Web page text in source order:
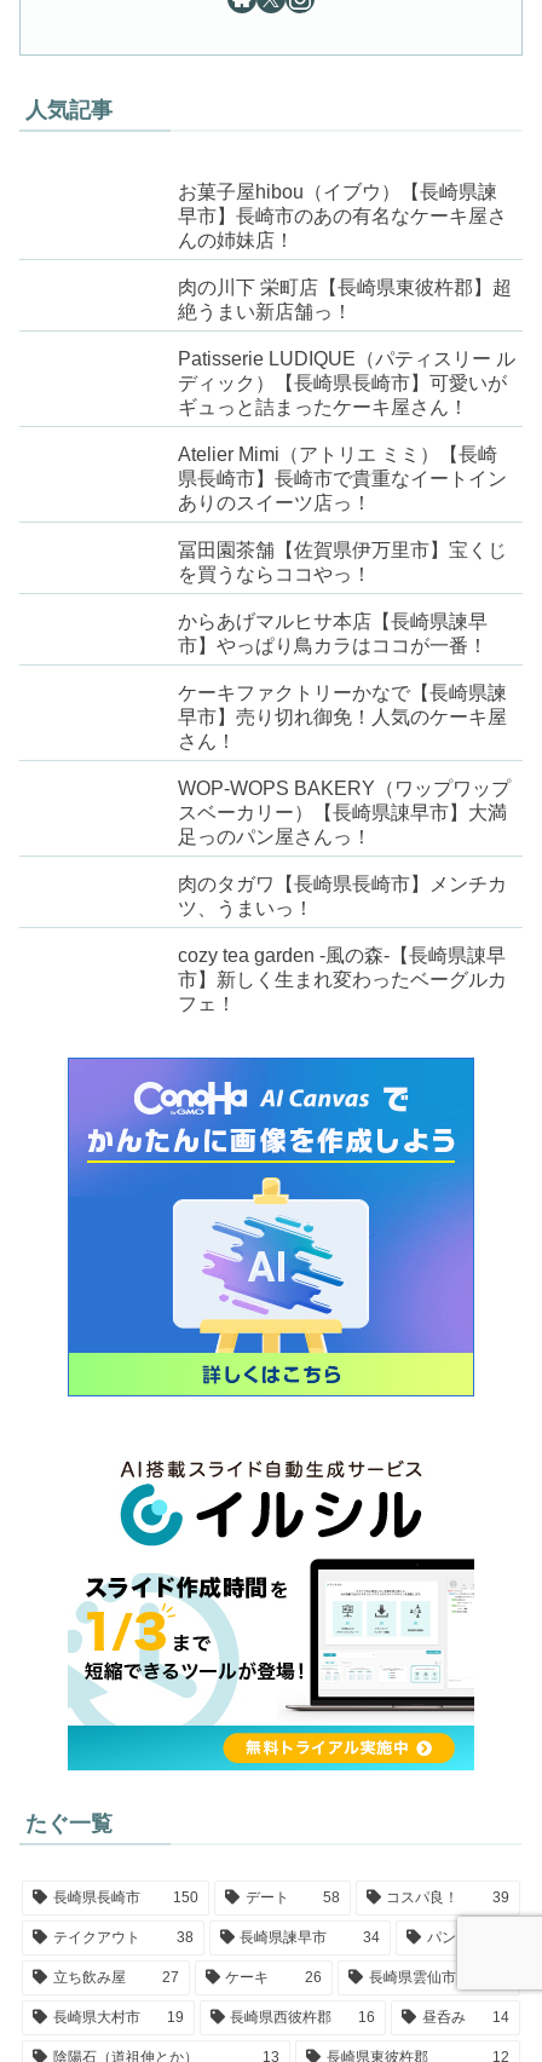
人気記事
お菓子屋hibou（イブウ）【長崎県諫
早市】長崎市のあの有名なケーキ屋さ
んの姉妹店！
肉の川下 栄町店【長崎県東彼杵郡】超
絶うまい新店舗っ！
Patisserie LUDIQUE（パティスリー ル
ディック）【長崎県長崎市】可愛いが
ギュっと詰まったケーキ屋さん！
Atelier Mimi（アトリエ ミミ）【長崎
県長崎市】長崎市で貴重なイートイン
ありのスイーツ店っ！
冨田園茶舗【佐賀県伊万里市】宝くじ
を買うならココやっ！
からあげマルヒサ本店【長崎県諫早
市】やっぱり鳥カラはココが一番！
ケーキファクトリーかなで【長崎県諫
早市】売り切れ御免！人気のケーキ屋
さん！
WOP-WOPS BAKERY（ワップワップ
スベーカリー）【長崎県諌早市】大満
足っのパン屋さんっ！
肉のタガワ【長崎県長崎市】メンチカ
ツ、うまいっ！
cozy tea garden -風の森-【長崎県諌早
市】新しく生まれ変わったベーグルカ
フェ！
たぐ一覧
長崎県長崎市 150 デート 58 コスパ良！ 39
テイクアウト 38 長崎県諫早市 34 パン
立ち飲み屋 27 ケーキ 26 長崎県雲仙市
長崎県大村市 19 長崎県西彼杵郡 16 昼呑み 14
陰陽石（道祖伸とか） 13 長崎県東彼杵郡 12